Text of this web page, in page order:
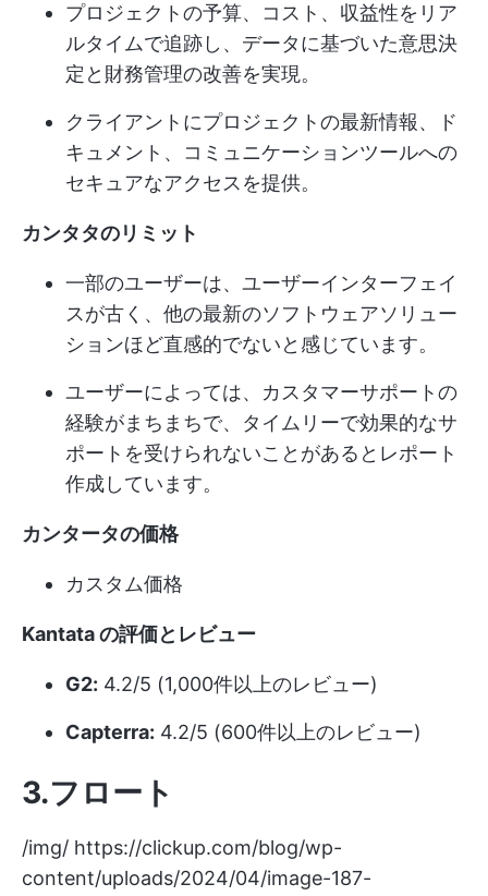
プロジェクトの予算、コスト、収益性をリア
ルタイムで追跡し、データに基づいた意思決
定と財務管理の改善を実現。
クライアントにプロジェクトの最新情報、ド
キュメント、コミュニケーションツールへの
セキュアなアクセスを提供。
カンタタのリミット
一部のユーザーは、ユーザーインターフェイ
スが古く、他の最新のソフトウェアソリュー
ションほど直感的でないと感じています。
ユーザーによっては、カスタマーサポートの
経験がまちまちで、タイムリーで効果的なサ
ポートを受けられないことがあるとレポート
作成しています。
カンタータの価格
カスタム価格
Kantata の評価とレビュー
G2: 4.2/5 (1,000件以上のレビュー)
Capterra: 4.2/5 (600件以上のレビュー)
3.フロート
/img/ https://clickup.com/blog/wp-
content/uploads/2024/04/image-187-